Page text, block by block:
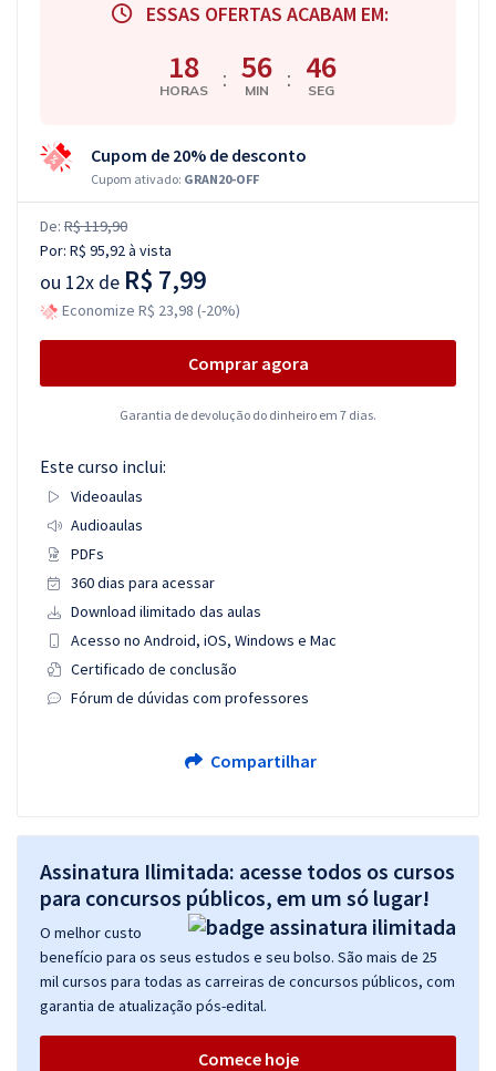
ESSAS OFERTAS ACABAM EM:
18
HORAS : 56
MIN : 46
SEG
Cupom de 20% de desconto
Cupom ativado: GRAN20-OFF
De: R$ 119,90
Por: R$ 95,92à vista
ou 12x de R$ 7,99
Economize R$ 23,98 (-20%)
Comprar agora
Garantia de devolução do dinheiro em 7 dias.
Este curso inclui:
Videoaulas
Audioaulas
PDFs
360 dias para acessar
Download ilimitado das aulas
Acesso no Android, iOS, Windows e Mac
Certificado de conclusão
Fórum de dúvidas com professores
Compartilhar
Assinatura Ilimitada: acesse todos os cursos
para concursos públicos, em um só lugar!
O melhor custo
benefício para os seus estudos e seu bolso. São mais de 25
mil cursos para todas as carreiras de concursos públicos, com
garantia de atualização pós-edital.
Comece hoje